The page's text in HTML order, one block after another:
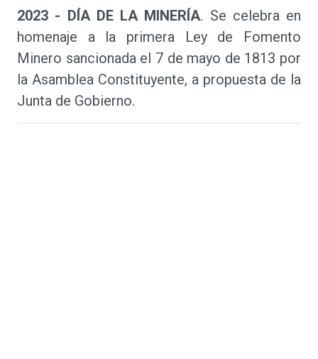
2023 - DÍA DE LA MINERÍA. Se celebra en
homenaje a la primera Ley de Fomento
Minero sancionada el 7 de mayo de 1813 por
la Asamblea Constituyente, a propuesta de la
Junta de Gobierno.